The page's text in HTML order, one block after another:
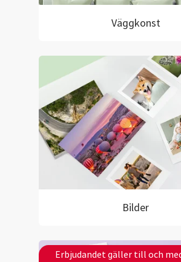
Väggkonst
Bilder
Erbjudandet gäller till och